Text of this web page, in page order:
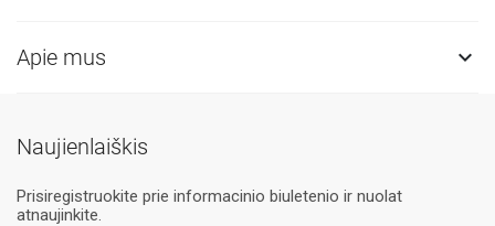
Apie mus 
Naujienlaiškis
Prisiregistruokite prie informacinio biuletenio ir nuolat
atnaujinkite.